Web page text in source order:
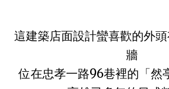
這建築店面設計蠻喜歡的外
牆
位在忠孝一路96巷裡的「然